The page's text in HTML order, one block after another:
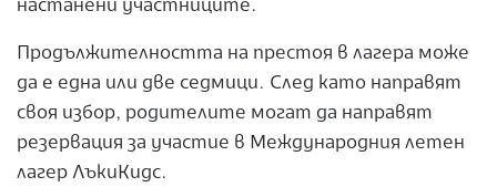
настанени участниците.
Продължителността на престоя в лагера може
да е една или две седмици. След като направят
своя избор, родителите могат да направят
резервация за участие в Международния летен
лагер ЛъкиКидс.